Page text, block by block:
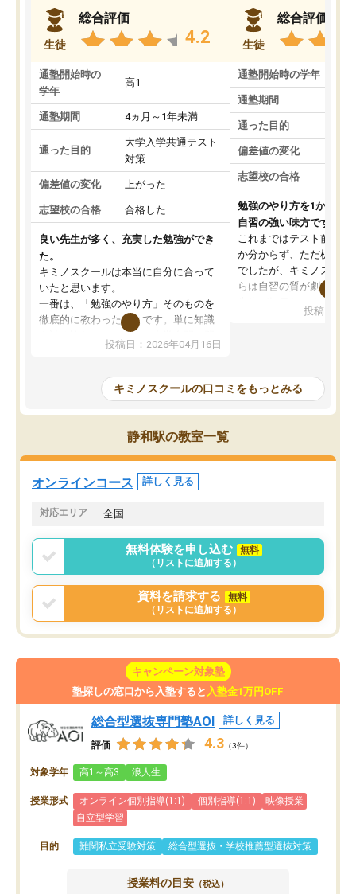
生徒
総合評価
4.2
通塾開始時の
学年
高1
通塾期間 4ヵ月～1年未満
通った目的
大学入学共通テスト
対策
偏差値の変化 上がった
志望校の合格 合格した
良い先生が多く、充実した勉強ができ
た。
キミノスクールは本当に自分に合って
いたと思います。
一番は、「勉強のやり方」そのものを
徹底的に教わったことです。単に知識
を詰め込むのではなく、自学自習の習
慣が身につくよう並走してくれるの
はなくなりました。
講師の方との距離も近く、親身なコー
チングのおかげで、停滞期もモチベー
ションを維持できました。「やらされ
る勉強」から「目標のための勉強」へ
意識が変わったことが、目標校への合
投稿日：2026年04月16日
生徒
総合評価
通塾開始時の学年
通塾期間
通った目的
偏差値の変化
志望校の合格
勉強のやり方を1から教
自習の強い味方です。
これまではテスト前に何
か分からず、ただ机に座
でしたが、キミノスクー
らは自習の質が劇的に変
を明確にしてくれるの
の仕方をコーチングして
ルなので、家での学習習
身につきました。結果と
た。自分から学ぶ姿勢を
投稿日：
キミノスクールの口コミをもっとみる
静和駅の教室一覧
オンラインコース 詳しく見る
対応エリア 全国
無料体験を申し込む
無料
（リストに追加する）
資料を請求する
無料
（リストに追加する）
キャンペーン対象塾
塾探しの窓口から入塾すると 入塾金1万円OFF
総合型選抜専門塾AOI 詳しく見る
評価 4.3 （3件）
対象学年 高1～高3 浪人生
授業形式 オンライン個別指導(1:1) 個別指導(1:1)
映像授業
自立型学習
目的 難関私立受験対策 総合型選抜・学校推薦型選抜対策
授業料の目安 （税込）